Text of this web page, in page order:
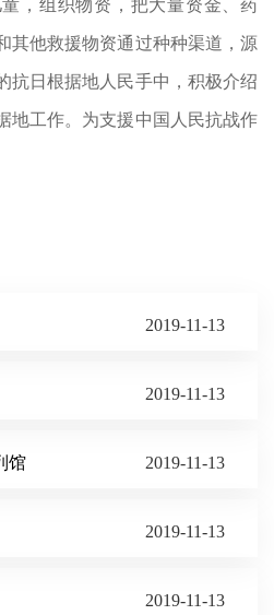
，组织物资，把大量资金、药
其他救援物资通过种种渠道，源
抗日根据地人民手中，积极介绍
地工作。为支援中国人民抗战作
2019-11-13
2019-11-13
馆 2019-11-13
2019-11-13
2019-11-13